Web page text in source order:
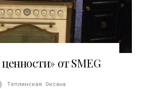
от SMEG
Теплинская Оксана